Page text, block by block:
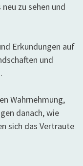
zu sehen und
Erkundungen auf
und
Wahrnehmung,
danach, wie
sich das Vertraute